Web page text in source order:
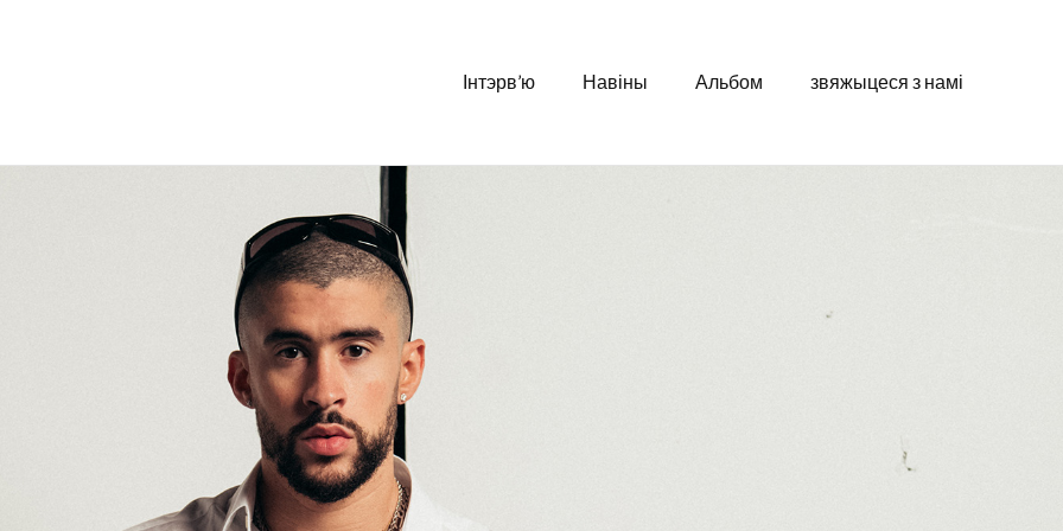
Інтэрв’ю Навіны Альбом звяжыцеся з намі